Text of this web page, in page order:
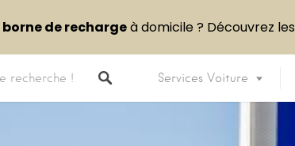
Services Voiture
borne de rechargeà domicile ? Découvrez les